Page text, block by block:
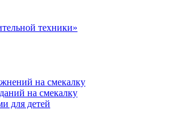
техники»
на смекалку
на смекалку
для детей